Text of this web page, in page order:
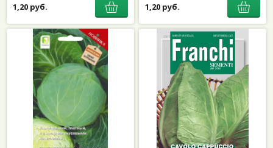
1,20 руб. 1,20 руб.